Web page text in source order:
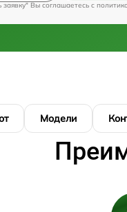
Вы соглашаетесь c
Модели